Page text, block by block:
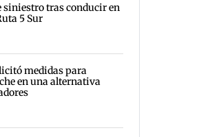
siniestro tras conducir en
5 Sur
medidas para
en una alternativa